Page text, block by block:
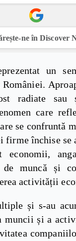
ne în Discover
un
radiate sau
care
se confruntă
firme închise se
economii,
muncă și
activității
și s-au
muncii și a